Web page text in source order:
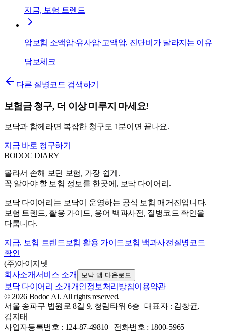
지금, 보험 트렌드
암보험 소액암·유사암·고액암, 진단비가 달라지는 이유
담보체크
다른 질병코드 검색하기
보험금 청구, 더 이상 미루지 마세요!
보닥과 함께라면 복잡한 청구도 1분이면 끝나요.
지금 바로 청구하기
BODOCDIARY
몰라서 손해 보던 보험, 가장 쉽게.
꼭 알아야 할 보험 정보를 한곳에, 보닥 다이어리.
보닥 다이어리는 보닥이 운영하는 공식 보험 매거진입니다.
보험 트렌드, 활용 가이드, 용어 백과사전, 질병코드 확인을
다룹니다.
지금, 보험 트렌드 보험 활용 가이드 보험 백과사전 질병코드
확인
(주)아이지넷
회사소개서비스 소개 보닥 앱 다운로드
보닥 다이어리 소개개인정보처리방침이용약관
© 2026 Bodoc AI. All rights reserved.
서울 송파구 법원로 8길 9, 청림타워 6층 | 대표자 : 김창균,
김지태
사업자등록번호 : 124-87-49810 | 전화번호 : 1800-5965